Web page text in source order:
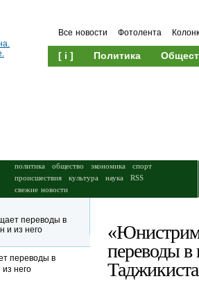
Все новости Фотолента
[ i ] Политика
политика общество экономика
спорт
происшествия
культура наука
RSS
свежие новости
переводы в
переводы в
него